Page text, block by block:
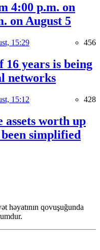
4:00 p.m. on
on August 5
15:29 456
16 years is being
networks
15:12 428
assets worth up
simplified
həyatının qovuşuğunda